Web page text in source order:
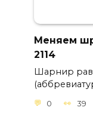
Меняем
2114
Шарнир
0 39